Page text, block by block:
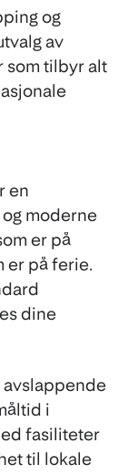
og
av
som tilbyr alt
en
moderne
er på
er på ferie.
dine
i
fasiliteter
til lokale